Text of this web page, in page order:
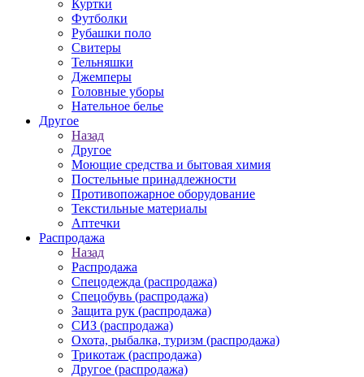
Куртки
Футболки
Рубашки поло
Свитеры
Тельняшки
Джемперы
Головные уборы
Нательное белье
Другое
Назад
Другое
Моющие средства и бытовая химия
Постельные принадлежности
Противопожарное оборудование
Текстильные материалы
Аптечки
Распродажа
Назад
Распродажа
Спецодежда (распродажа)
Спецобувь (распродажа)
Защита рук (распродажа)
СИЗ (распродажа)
Охота, рыбалка, туризм (распродажа)
Трикотаж (распродажа)
Другое (распродажа)